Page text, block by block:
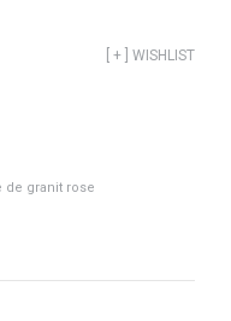
[ + ] WISHLIST
de granit rose